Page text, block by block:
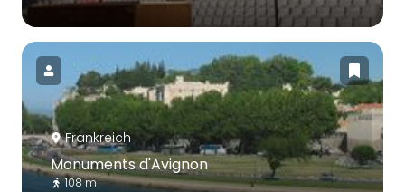
Frankreich
Monuments d'Avignon
108 m